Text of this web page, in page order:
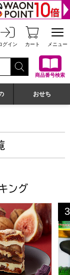
ンショップ
グイン カート メニュー
商品番号検索
おせち
ング
】【贈りものカ
と胡桃と無花果 3
位